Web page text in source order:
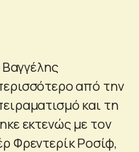
Βαγγέλης
από την
και τη
εκτενώς με τον
Φρεντερίκ Ροσίφ,